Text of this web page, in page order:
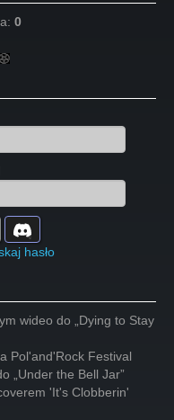
0
hasło
wideo do „Dying to Stay
Pol'and'Rock Festival
„Under the Bell Jar”
'It's Clobberin'